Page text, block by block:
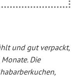
und gut verpackt,
Die